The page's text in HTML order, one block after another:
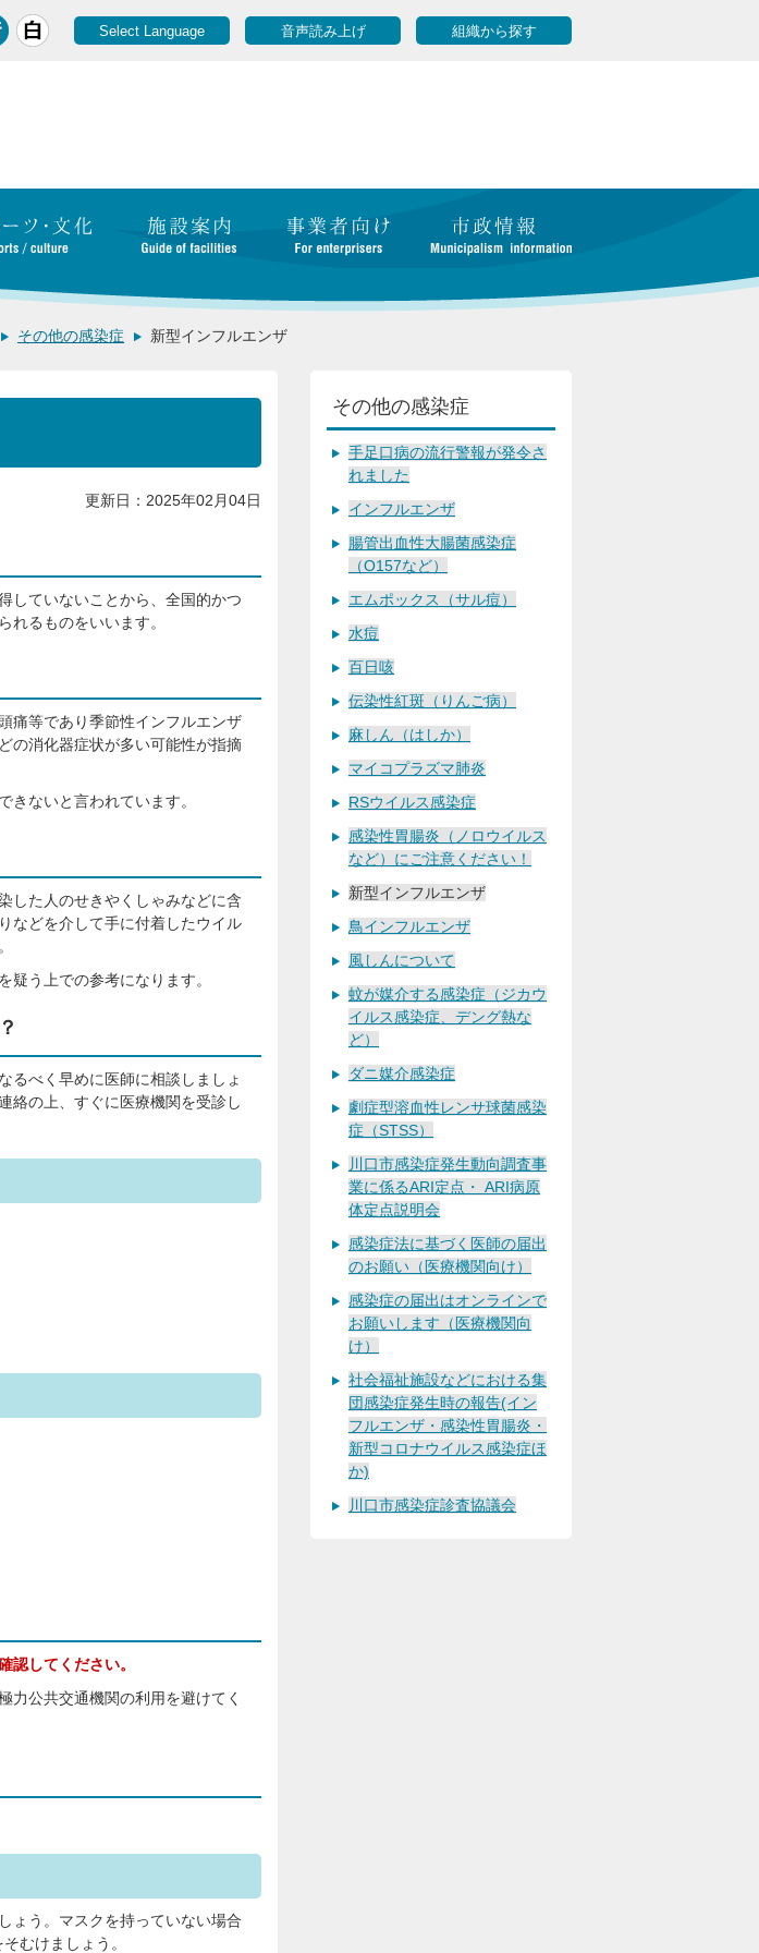
Select Language 音声読み上げ 組織から探す
その他の感染症 新型インフルエンザ
更新日：2025年02月04日
していないことから、全国的かつ
れるものをいいます。
痛等であり季節性インフルエンザ
の消化器症状が多い可能性が指摘
ないと言われています。
した人のせきやくしゃみなどに含
などを介して手に付着したウイル
う上での参考になります。
るべく早めに医師に相談しましょ
絡の上、すぐに医療機関を受診し
認してください。
力公共交通機関の利用を避けてく
ょう。マスクを持っていない場合
むけましょう。
その他の感染症
手足口病の流行警報が発令さ
れました
インフルエンザ
腸管出血性大腸菌感染症
（О157など）
エムポックス（サル痘）
水痘
百日咳
伝染性紅斑（りんご病）
麻しん（はしか）
マイコプラズマ肺炎
RSウイルス感染症
感染性胃腸炎（ノロウイルス
など）にご注意ください！
新型インフルエンザ
鳥インフルエンザ
風しんについて
蚊が媒介する感染症（ジカウ
イルス感染症、デング熱な
ど）
ダニ媒介感染症
劇症型溶血性レンサ球菌感染
症（STSS）
川口市感染症発生動向調査事
業に係るARI定点・ ARI病原
体定点説明会
感染症法に基づく医師の届出
のお願い（医療機関向け）
感染症の届出はオンラインで
お願いします（医療機関向
け）
社会福祉施設などにおける集
団感染症発生時の報告(イン
フルエンザ・感染性胃腸炎・
新型コロナウイルス感染症ほ
か)
川口市感染症診査協議会